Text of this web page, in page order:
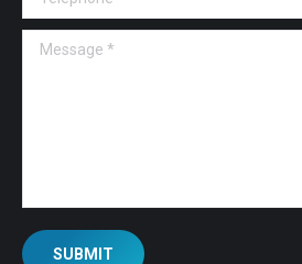
Message *
SUBMIT